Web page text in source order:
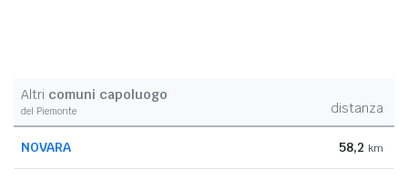
Altri comuni capoluogo
del Piemonte distanza
NOVARA 58,2 km